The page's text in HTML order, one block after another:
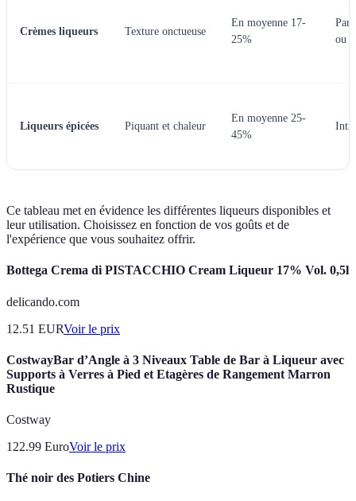
Crèmes liqueurs Texture onctueuse
En moyenne 17-
25%
ou
Liqueurs épicées Piquant et chaleur
En moyenne 25-
45%
Ce tableau met en évidence les différentes liqueurs disponibles et
leur utilisation. Choisissez en fonction de vos goûts et de
l'expérience que vous souhaitez offrir.
Bottega Crema di PISTACCHIO Cream Liqueur 17% Vol. 0,5l
delicando.com
12.51 EURVoir le prix
CostwayBar d’Angle à 3 Niveaux Table de Bar à Liqueur avec
Supports à Verres à Pied et Etagères de Rangement Marron
Rustique
Costway
122.99 EuroVoir le prix
Thé noir des Potiers Chine